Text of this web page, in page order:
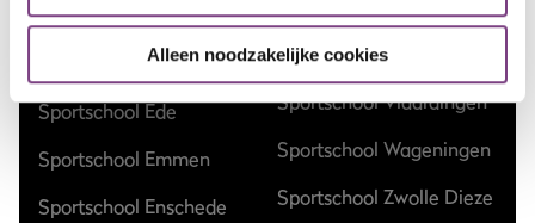
Alleen noodzakelijke cookies
Kloosterveen
Sportschool Dalfsen
Sportschool Ede
Sportschool Emmen
Sportschool Enschede
Sportschool Raalte
Sportschool Vlaardingen
Sportschool Wageningen
Sportschool Zwolle Dieze